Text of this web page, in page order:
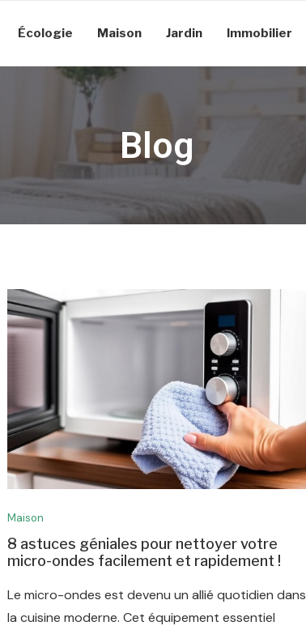
Écologie Maison Jardin Immobilier
Blog
Maison
8 astuces géniales pour nettoyer votre
micro-ondes facilement et rapidement !
Le micro-ondes est devenu un allié quotidien dans
la cuisine moderne. Cet équipement essentiel